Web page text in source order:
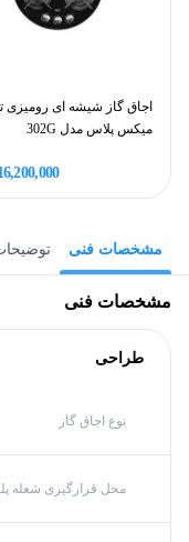
اجاق گاز شیشه ای رومیزی
میکس پلاس مدل 302G
مشخصات فنی
مشخصات فنی
طراحی
نوع اجاق گاز
محل قرارگیری شعله